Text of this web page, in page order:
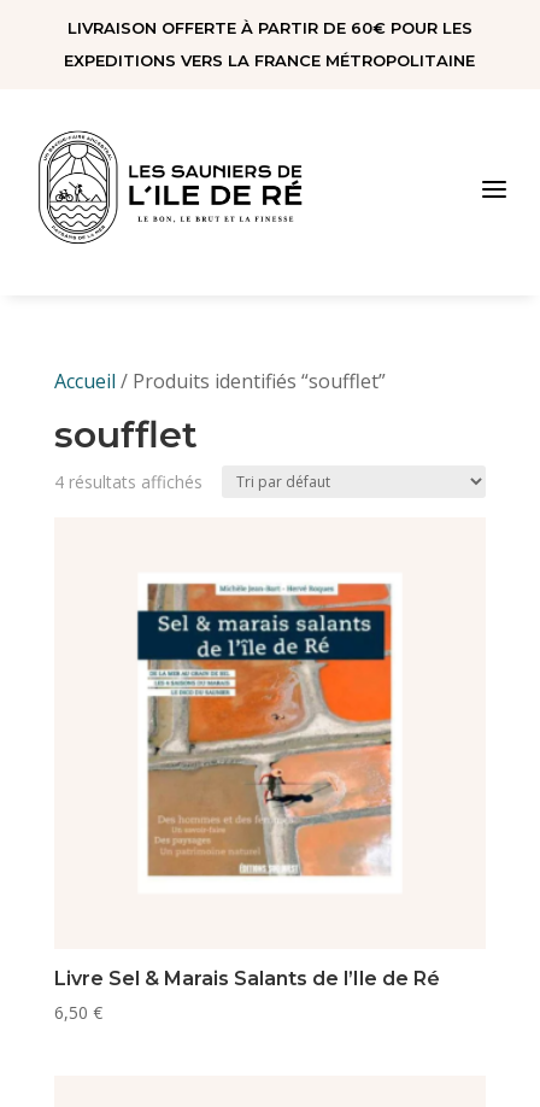
Panneau de gestion des cookies
LIVRAISON OFFERTE À PARTIR DE 60€ POUR LES
EXPEDITIONS VERS LA FRANCE MÉTROPOLITAINE
a
Accueil / Produits identifiés “soufflet”
soufflet
4 résultats affichés
Livre Sel & Marais Salants de l’Ile de Ré
6,50 €